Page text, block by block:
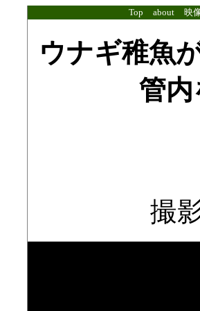
Top about 映
ウナギ稚魚
管
撮